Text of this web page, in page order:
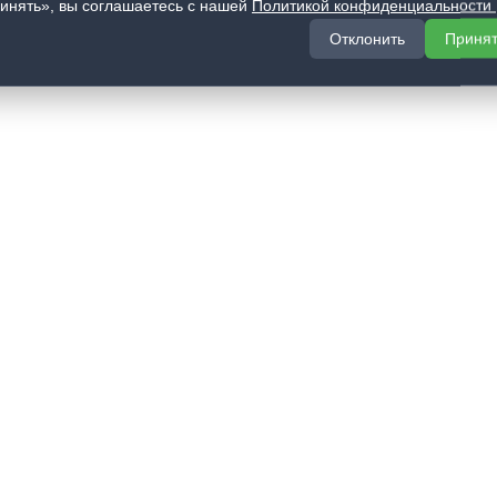
вы соглашаетесь с нашей Политикой конфиденциальности
Отклонить